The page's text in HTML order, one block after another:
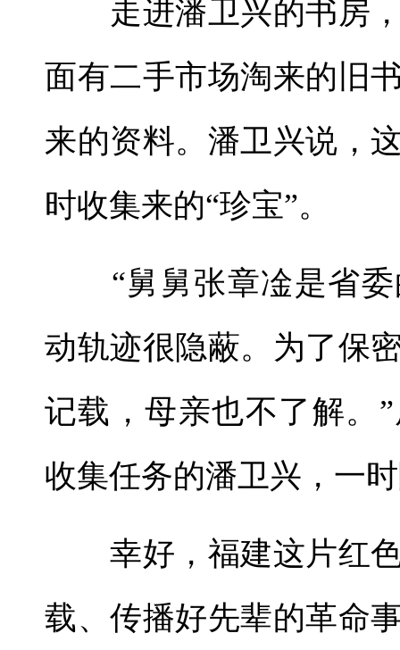
走进潘卫兴的书房，
面有二手市场淘来的旧
来的资料。潘卫兴说，
时收集来的“珍宝”。
“舅舅张章凎是省委
动轨迹很隐蔽。为了保
记载，母亲也不了解。
收集任务的潘卫兴，一
幸好，福建这片红色
载、传播好先辈的革命